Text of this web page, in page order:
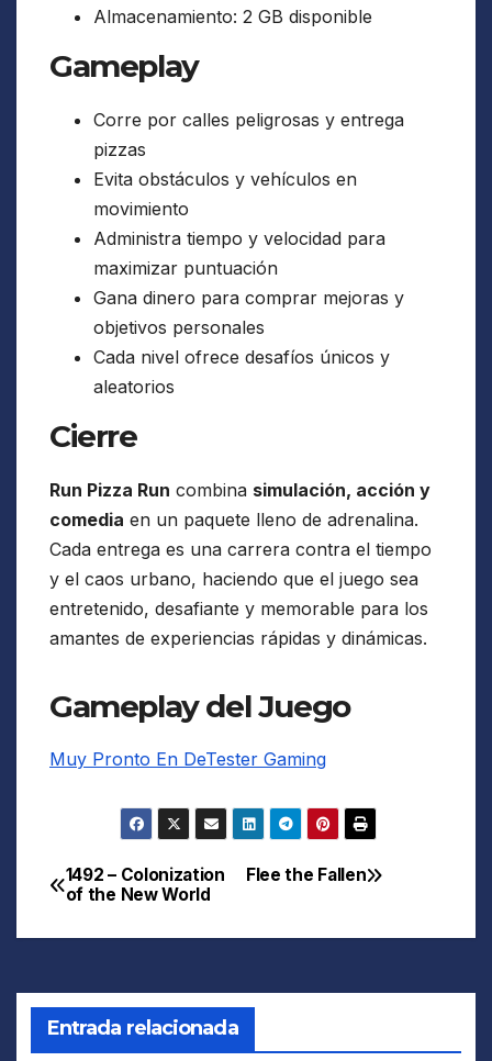
Almacenamiento: 2 GB disponible
Gameplay
Corre por calles peligrosas y entrega
pizzas
Evita obstáculos y vehículos en
movimiento
Administra tiempo y velocidad para
maximizar puntuación
Gana dinero para comprar mejoras y
objetivos personales
Cada nivel ofrece desafíos únicos y
aleatorios
Cierre
Run Pizza Run combina simulación, acción y
comedia en un paquete lleno de adrenalina.
Cada entrega es una carrera contra el tiempo
y el caos urbano, haciendo que el juego sea
entretenido, desafiante y memorable para los
amantes de experiencias rápidas y dinámicas.
Gameplay del Juego
Muy Pronto En DeTester Gaming
Navegación
de
Flee the Fallen
1492 – Colonization
of the New World
Entrada relacionada